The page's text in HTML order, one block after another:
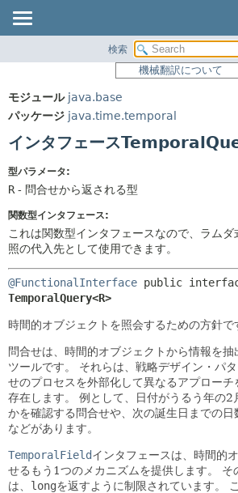
パッケージ
使用
ツリー
新規
非推奨
索引
ヘルプ
サマリー:
ネス
メソ
コン
検索
機械翻訳について
モジュール java.base
パッケージ java.time.temporal
インタフェース
型パラメータ:
R - 問合せから返される型
関数型インタフェース:
これは関数型インタフェースなので、ラム
照の代入先として使用できます。
@FunctionalInterface
TemporalQuery<R>
時間的オブジェクトを照会するための方針で
問合せは、時間的オブジェクトから情報を抽
ツールです。
それらは、戦略デザイン・パ
せのプロセスを外部化して異なるアプローチ
存在します。
例として、日付がうるう年の2
かを確認する問合せや、次の誕生日までの
などがあります。
TemporalFieldインタフェースは、時間的
せるもう1つのメカニズムを提供します。
そ
は、 longを返すように制限されています。